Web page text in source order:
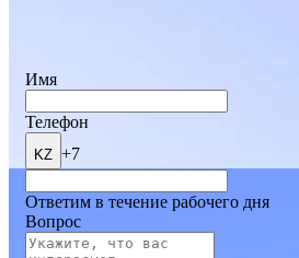
Имя
Телефон
KZ +7
Ответим в течение рабочего дня
Вопрос